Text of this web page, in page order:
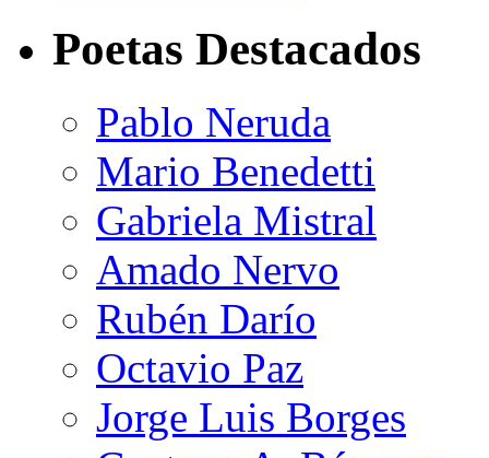
Poetas Destacados
Pablo Neruda
Mario Benedetti
Gabriela Mistral
Amado Nervo
Rubén Darío
Octavio Paz
Jorge Luis Borges